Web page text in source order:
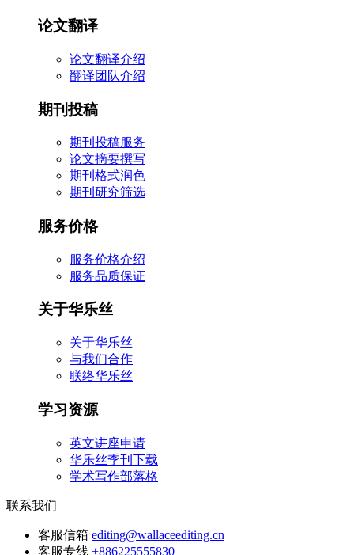
论文翻译
论文翻译介绍
翻译团队介绍
期刊投稿
期刊投稿服务
论文摘要撰写
期刊格式润色
期刊研究筛选
服务价格
服务价格介绍
服务品质保证
关于华乐丝
关于华乐丝
与我们合作
联络华乐丝
学习资源
英文讲座申请
华乐丝季刊下载
学术写作部落格
联系我们
客服信箱 editing@wallaceediting.cn
客服专线 +886225555830